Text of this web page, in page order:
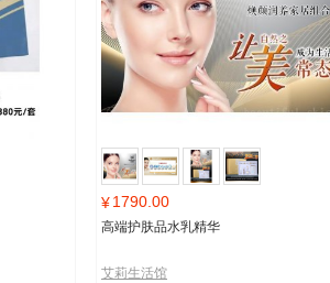
¥1790.00
高端护肤品水乳精华
艾莉生活馆